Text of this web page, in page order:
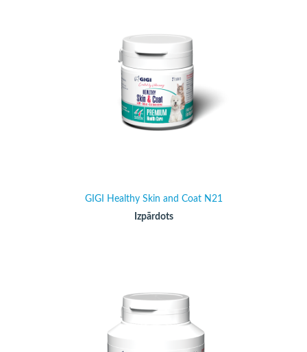
GIGI Healthy Skin and Coat N21
Izpārdots